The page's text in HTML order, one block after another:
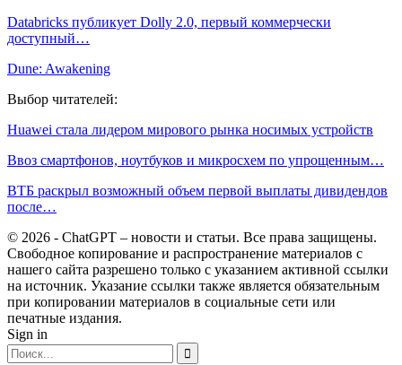
Databricks публикует Dolly 2.0, первый коммерчески
доступный…
Dune: Awakening
Выбор читателей:
Huawei стала лидером мирового рынка носимых устройств
Ввоз смартфонов, ноутбуков и микросхем по упрощенным…
ВТБ раскрыл возможный объем первой выплаты дивидендов
после…
© 2026 - ChatGPT – новости и статьи. Все права защищены.
Свободное копирование и распространение материалов с
нашего сайта разрешено только с указанием активной ссылки
на источник. Указание ссылки также является обязательным
при копировании материалов в социальные сети или
печатные издания.
Sign in